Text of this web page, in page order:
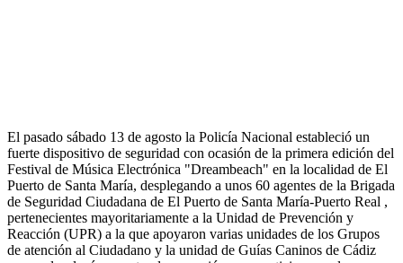
El pasado sábado 13 de agosto la Policía Nacional estableció un
fuerte dispositivo de seguridad con ocasión de la primera edición del
Festival de Música Electrónica "Dreambeach" en la localidad de El
Puerto de Santa María, desplegando a unos 60 agentes de la Brigada
de Seguridad Ciudadana de El Puerto de Santa María-Puerto Real ,
pertenecientes mayoritariamente a la Unidad de Prevención y
Reacción (UPR) a la que apoyaron varias unidades de los Grupos
de atención al Ciudadano y la unidad de Guías Caninos de Cádiz